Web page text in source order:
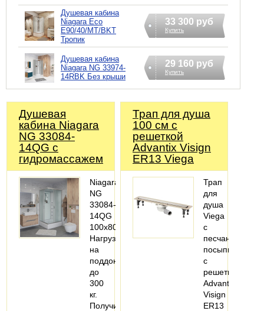
Душевая кабина
Niagara Eco
E90/40/MT/BKT
Тропик
33 300 руб
Купить
Душевая кабина
Niagara NG 33974-
14RBK Без крыши
29 160 руб
Купить
Душевая
кабина Niagara
NG 33084-
14QG с
гидромассажем
Niagara
NG
33084-
14QG
100x80
Нагрузка
на
поддон
до
300
кг.
Получить
Трап для душа
100 см с
решеткой
Advantix Visign
ER13 Viega
Трап
для
душа
Viega
с
песчаной
посыпкой,
с
решеткой
Advantix
Visign
ER13